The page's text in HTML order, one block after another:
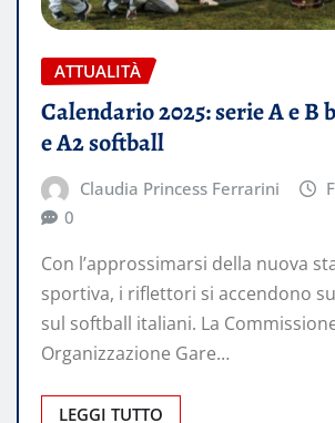
ATTUALITÀ
Calendario 2025: serie A e B
e A2 softball
Claudia Princess Ferrarini
0
Con l’approssimarsi della nuova
sportiva, i riflettori si accendono
sul softball italiani. La
Organizzazione Gare…
LEGGI TUTTO